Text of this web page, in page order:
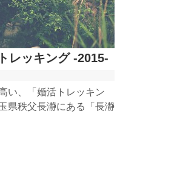
レッキング -2015-
い、「婚活トレッキン
県秩父長瀞にある「長瀞